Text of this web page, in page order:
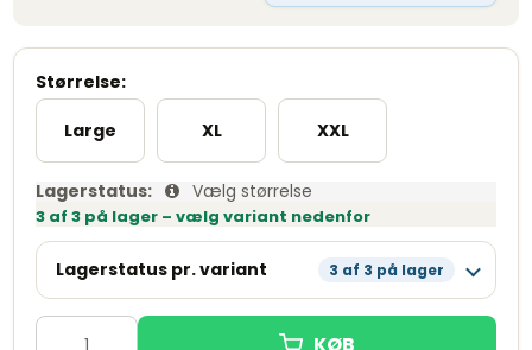
Størrelse:
Large XL XXL
Lagerstatus: Vælg størrelse
3 af 3 på lager – vælg variant nedenfor
Lagerstatus pr. variant 3 af 3 på lager
Large Få tilbage Læg i kurv